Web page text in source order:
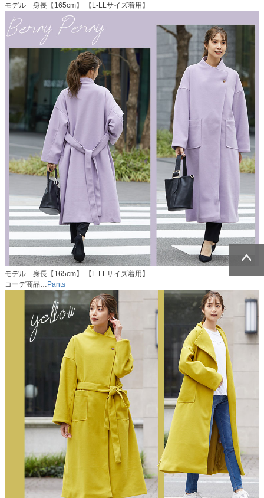
モデル 身長【165cm】 【L-LLサイズ着用】
モデル 身長【165cm】 【L-LLサイズ着用】
コーデ商品… Pants
プへ
プへ